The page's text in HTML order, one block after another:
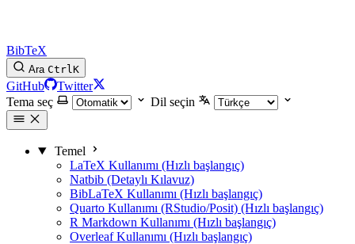
BibTeX
Ara CtrlK
GitHub
Twitter
Tema seç
Dil seçin
Temel
LaTeX Kullanımı (Hızlı başlangıç)
Natbib (Detaylı Kılavuz)
BibLaTeX Kullanımı (Hızlı başlangıç)
Quarto Kullanımı (RStudio/Posit) (Hızlı başlangıç)
R Markdown Kullanımı (Hızlı başlangıç)
Overleaf Kullanımı (Hızlı başlangıç)